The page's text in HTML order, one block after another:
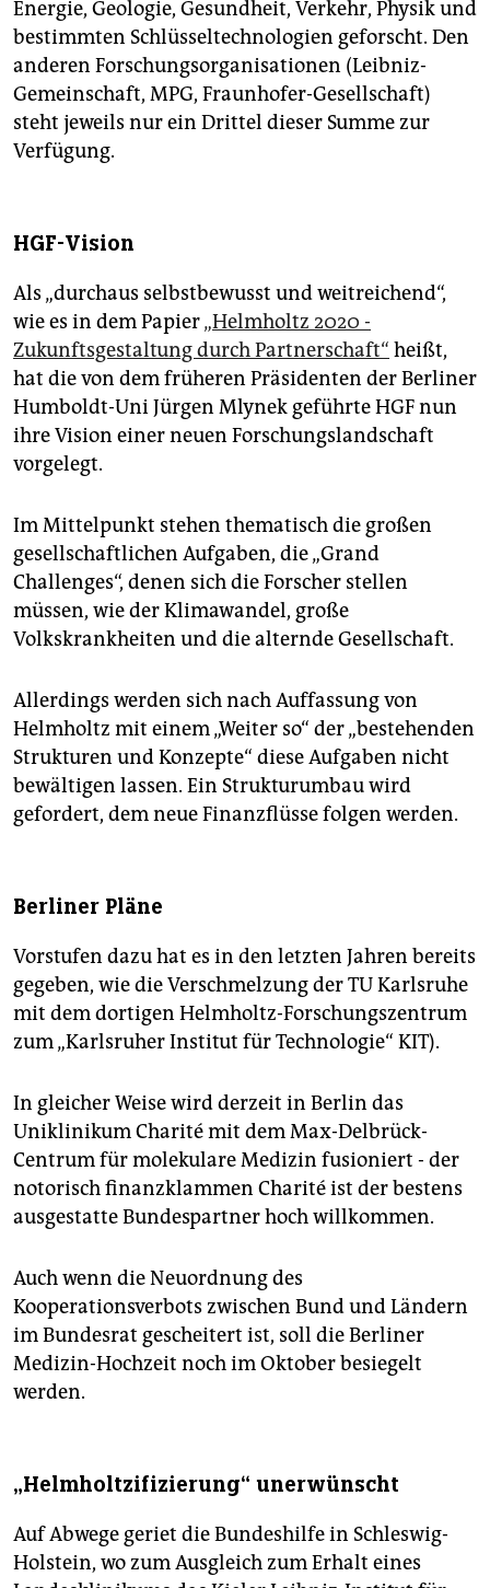
Energie, Geologie, Gesundheit, Verkehr, Physik und
bestimmten Schlüsseltechnologien geforscht. Den
anderen Forschungsorganisationen (Leibniz-
Gemeinschaft, MPG, Fraunhofer-Gesellschaft)
steht jeweils nur ein Drittel dieser Summe zur
Verfügung.
HGF-Vision
Als „durchaus selbstbewusst und weitreichend“,
wie es in dem Papier„Helmholtz 2020 -
Zukunftsgestaltung durch Partnerschaft“ heißt,
hat die von dem früheren Präsidenten der Berliner
Humboldt-Uni Jürgen Mlynek geführte HGF nun
ihre Vision einer neuen Forschungslandschaft
vorgelegt.
Im Mittelpunkt stehen thematisch die großen
gesellschaftlichen Aufgaben, die „Grand
Challenges“, denen sich die Forscher stellen
müssen, wie der Klimawandel, große
Volkskrankheiten und die alternde Gesellschaft.
Allerdings werden sich nach Auffassung von
Helmholtz mit einem „Weiter so“ der „bestehenden
Strukturen und Konzepte“ diese Aufgaben nicht
bewältigen lassen. Ein Strukturumbau wird
gefordert, dem neue Finanzflüsse folgen werden.
Berliner Pläne
Vorstufen dazu hat es in den letzten Jahren bereits
gegeben, wie die Verschmelzung der TU Karlsruhe
mit dem dortigen Helmholtz-Forschungszentrum
zum „Karlsruher Institut für Technologie“ KIT).
In gleicher Weise wird derzeit in Berlin das
Uniklinikum Charité mit dem Max-Delbrück-
Centrum für molekulare Medizin fusioniert - der
notorisch finanzklammen Charité ist der bestens
ausgestatte Bundespartner hoch willkommen.
Auch wenn die Neuordnung des
Kooperationsverbots zwischen Bund und Ländern
im Bundesrat gescheitert ist, soll die Berliner
Medizin-Hochzeit noch im Oktober besiegelt
werden.
„Helmholtzifizierung“ unerwünscht
Auf Abwege geriet die Bundeshilfe in Schleswig-
Holstein, wo zum Ausgleich zum Erhalt eines